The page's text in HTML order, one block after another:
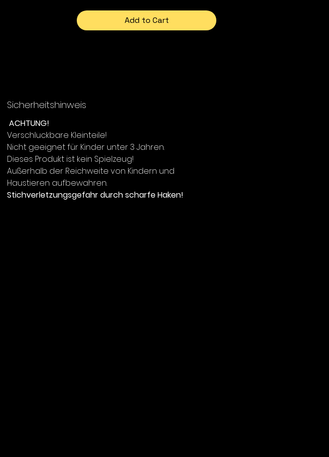
Add to Cart
Sicherheitshinweis
ACHTUNG!
Verschluckbare Kleinteile!
Nicht geeignet für Kinder unter 3 Jahren.
Dieses Produkt ist kein Spielzeug!
Außerhalb der Reichweite von Kindern und
Haustieren aufbewahren.
Stichverletzungsgefahr durch scharfe Haken!